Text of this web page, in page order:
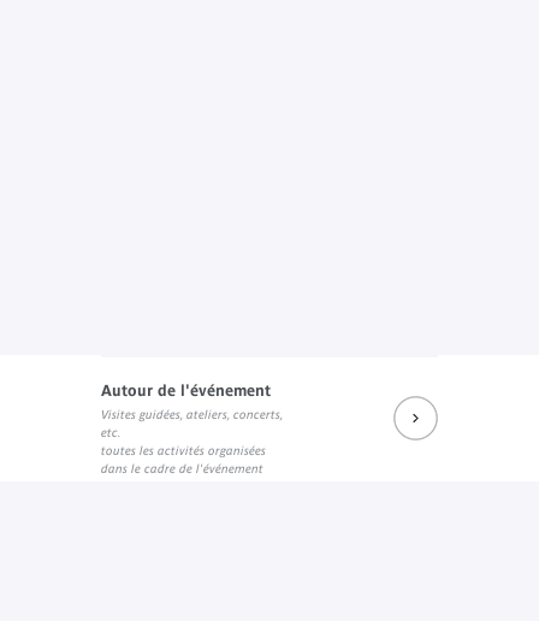
Autour de l'événement
Visites guidées, ateliers, concerts,
etc.
toutes les activités organisées
dans le cadre de l'événement